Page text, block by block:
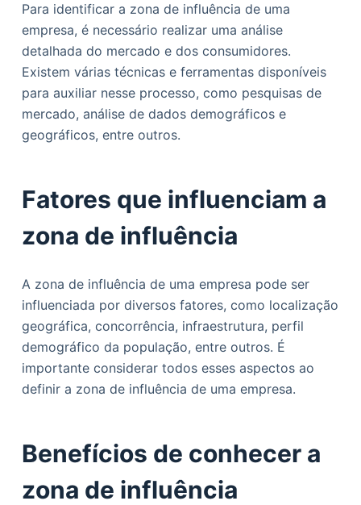
Para identificar a zona de influência de uma
empresa, é necessário realizar uma análise
detalhada do mercado e dos consumidores.
Existem várias técnicas e ferramentas disponíveis
para auxiliar nesse processo, como pesquisas de
mercado, análise de dados demográficos e
geográficos, entre outros.
Fatores que influenciam a
zona de influência
A zona de influência de uma empresa pode ser
influenciada por diversos fatores, como localização
geográfica, concorrência, infraestrutura, perfil
demográfico da população, entre outros. É
importante considerar todos esses aspectos ao
definir a zona de influência de uma empresa.
Benefícios de conhecer a
zona de influência